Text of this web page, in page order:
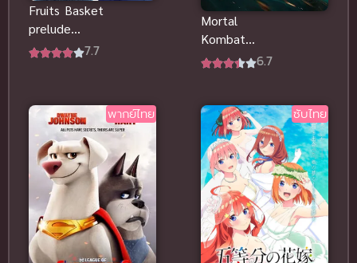
Fruits Basket
prelude
อารัมภบท
ฟรีจ้า
7.7
Mortal
Kombat
Legends
ไทยดูฟรีออน
ไลน์
6.7
พากย์ไทย ซับไทย